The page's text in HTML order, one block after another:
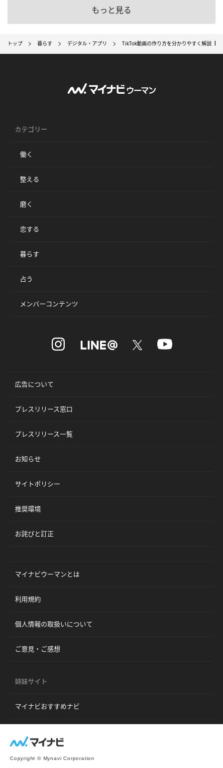
もっと見る
トップ 暮らす デジタル・アプリ TikTok動画の作り方を分かりやすく解説【
カテゴリー
働く
整える
磨く
恋する
暮らす
占う
メンバーコンテンツ
広告について
プレスリリース窓口
プレスリリース一覧
お知らせ
サイトポリシー
推奨環境
お詫びと訂正
マイナビウーマンとは
利用規約
個人情報の取扱いについて
ご意見・ご感想
姉妹サイト
マイナビおすすめナビ
Copyright © Mynavi Corporation